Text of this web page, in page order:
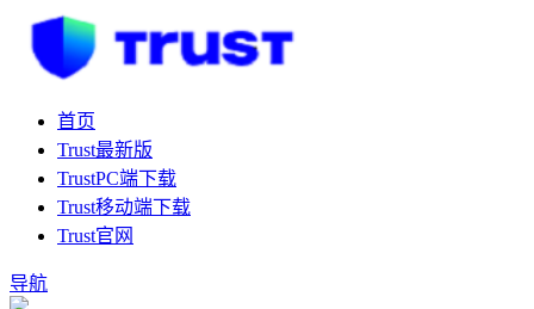
首页
Trust最新版
TrustPC端下载
Trust移动端下载
Trust官网
导航